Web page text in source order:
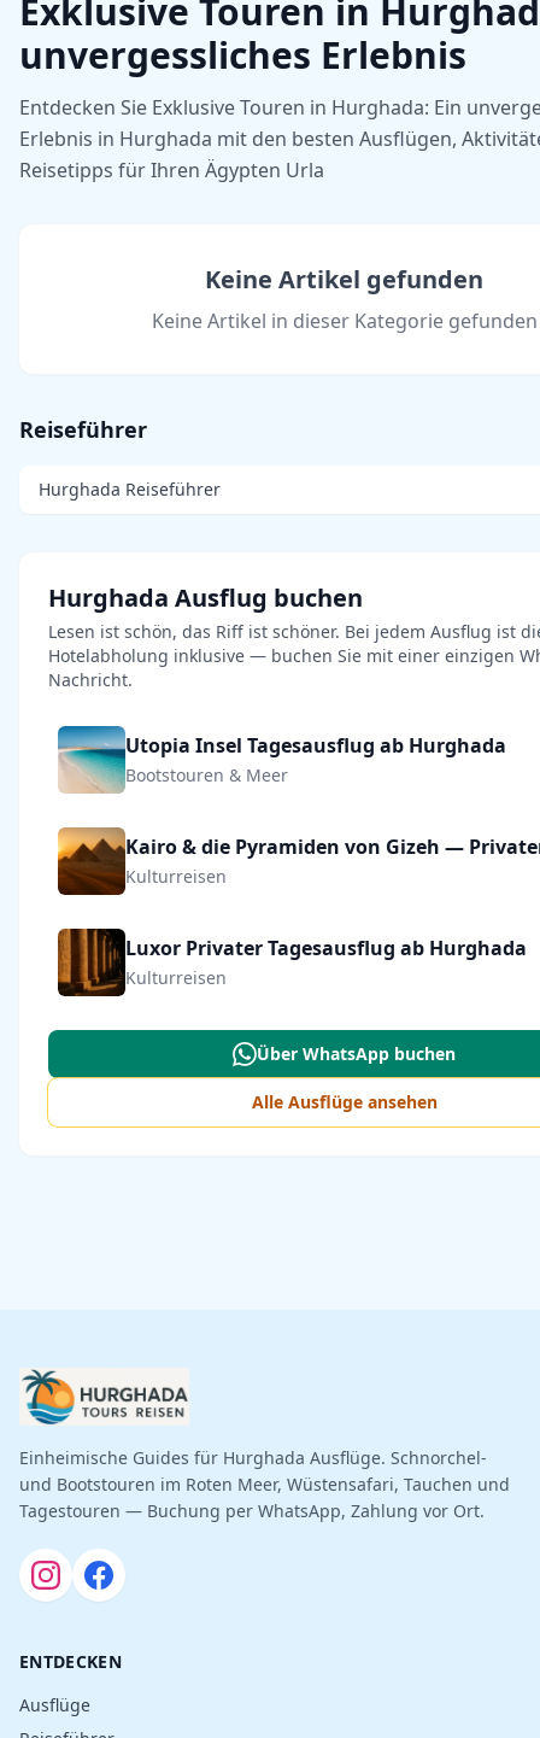
Exklusive Touren in
unvergessliches Erlebnis
Entdecken Sie Exklusive Touren in Hurghada: Ein
Erlebnis in Hurghada mit den besten Ausflügen,
Reisetipps für Ihren Ägypten Urla
Keine Artikel gefunden
Keine Artikel in dieser Kategorie gefunden
Reiseführer
Hurghada Reiseführer
Hurghada Ausflug buchen
Lesen ist schön, das Riff ist schöner. Bei jedem Ausflug ist
Hotelabholung inklusive — buchen Sie mit einer einzigen
Nachricht.
Utopia Insel Tagesausflug ab Hurghada
Bootstouren & Meer
Kulturreisen
Luxor Privater Tagesausflug ab Hurghada
Kulturreisen
Über WhatsApp buchen
Alle Ausflüge ansehen
Einheimische Guides für Hurghada Ausflüge. Schnorchel-
und Bootstouren im Roten Meer, Wüstensafari, Tauchen und
Tagestouren — Buchung per WhatsApp, Zahlung vor Ort.
ENTDECKEN
Ausflüge